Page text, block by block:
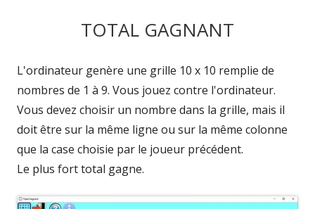
TOTAL GAGNANT
L'ordinateur genère une grille 10 x 10 remplie de
nombres de 1 à 9. Vous jouez contre l'ordinateur.
Vous devez choisir un nombre dans la grille, mais il
doit être sur la même ligne ou sur la même colonne
que la case choisie par le joueur précédent.
Le plus fort total gagne.